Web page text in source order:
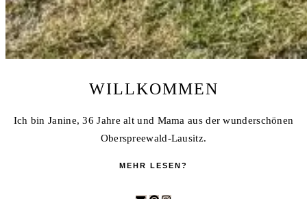
WILLKOMMEN
Ich bin Janine, 36 Jahre alt und Mama aus der wunderschönen
Oberspreewald-Lausitz.
MEHR LESEN?